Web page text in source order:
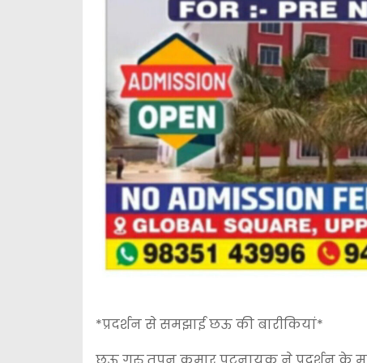
*प्रदर्शन से समझाई छऊ की बारीकियां*